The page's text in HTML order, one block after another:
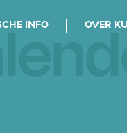
INFO OVER